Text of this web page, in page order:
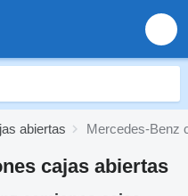
abiertas Mercedes-Benz
cajas abiertas